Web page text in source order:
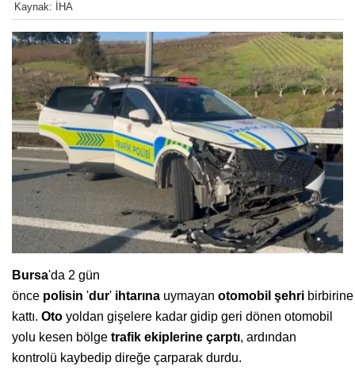
Kaynak: İHA
Bursa'da 2 gün
önce polisin 'dur' ihtarına uymayan otomobil şehri birbirine
kattı. Oto yoldan gişelere kadar gidip geri dönen otomobil
yolu kesen bölge trafik ekiplerine çarptı, ardından
kontrolü kaybedip direğe çarparak durdu.